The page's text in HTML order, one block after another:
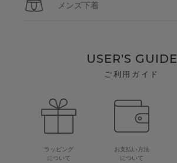
メンズ下着
USER'S GUIDE
ご利用ガイド
ラッピング
について
お支払い方法
について